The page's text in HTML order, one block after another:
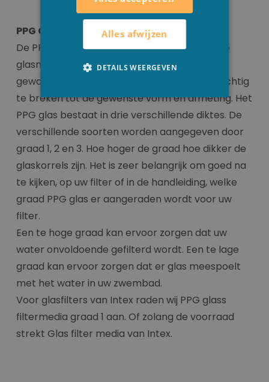
PPG Glass filtermedia
De PPG Glass filter media is één van de beste
glasmedia op de markt. Het glas wordt eerst
gewassen en ontsmet om het daarna voorzichtig
te breken tot de gewenste vorm en afmeting. Het
PPG glas bestaat in drie verschillende diktes. De
verschillende soorten worden aangegeven door
graad 1, 2 en 3. Hoe hoger de graad hoe dikker de
glaskorrels zijn. Het is zeer belangrijk om goed na
te kijken, op uw filter of in de handleiding, welke
graad PPG glas er aangeraden wordt voor uw
filter.
Een te hoge graad kan ervoor zorgen dat uw
water onvoldoende gefilterd wordt. Een te lage
graad kan ervoor zorgen dat er glas meespoelt
met het water in uw zwembad.
Voor glasfilters van Intex raden wij PPG glass
filtermedia graad 1 aan. Of zolang de voorraad
strekt Glas filter media van Intex.
Alles afwijzen
DETAILS WEERGEVEN